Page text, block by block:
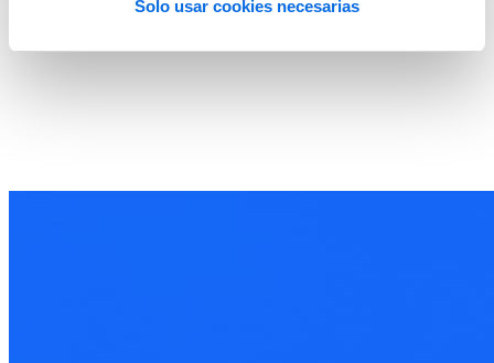
Solo usar cookies necesarias